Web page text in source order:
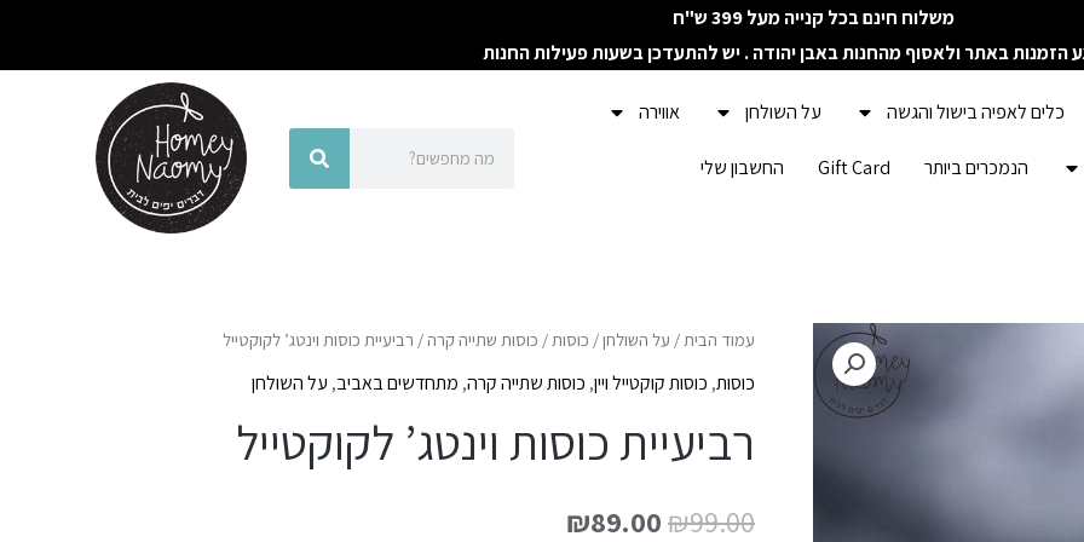
משלוח חינם בכל קנייה מעל 399 ש"ח
הזמנות באתר ולאסוף מהחנות באבן יהודה . יש להתעדכן בשעות פעילות החנות
כלים לאפיה בישול והגשה על השולחן אווירה
הנמכרים ביותר Gift Card החשבון שלי
חיפוש
עמוד הבית/ על השולחן/ כוסות/ כוסות שתייה קרה / רביעיית כוסות וינטג’ לקוקטייל
כוסות, כוסות קוקטייל ויין, כוסות שתייה קרה, מתחדשים באביב, על השולחן
רביעיית כוסות וינטג’ לקוקטייל
₪99.00
₪89.00